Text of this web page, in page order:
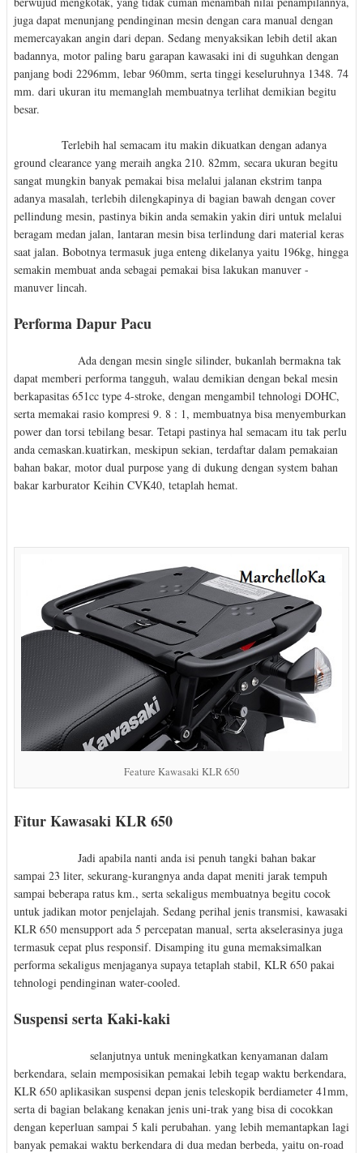
juga dapat menunjang pendinginan mesin dengan cara manual dengan
memercayakan angin dari depan. Sedang menyaksikan lebih detil akan
badannya, motor paling baru garapan kawasaki ini di suguhkan dengan
panjang bodi 2296mm, lebar 960mm, serta tinggi keseluruhnya 1348. 74
mm. dari ukuran itu memanglah membuatnya terlihat demikian begitu
besar.
Terlebih hal semacam itu makin dikuatkan dengan adanya
ground clearance yang meraih angka 210. 82mm, secara ukuran begitu
sangat mungkin banyak pemakai bisa melalui jalanan ekstrim tanpa
adanya masalah, terlebih dilengkapinya di bagian bawah dengan cover
pellindung mesin, pastinya bikin anda semakin yakin diri untuk melalui
beragam medan jalan, lantaran mesin bisa terlindung dari material keras
saat jalan. Bobotnya termasuk juga enteng dikelanya yaitu 196kg, hingga
semakin membuat anda sebagai pemakai bisa lakukan manuver -
manuver lincah.
Performa Dapur Pacu
Ada dengan mesin single silinder, bukanlah bermakna tak
dapat memberi performa tangguh, walau demikian dengan bekal mesin
berkapasitas 651cc type 4-stroke, dengan mengambil tehnologi DOHC,
serta memakai rasio kompresi 9. 8 : 1, membuatnya bisa menyemburkan
power dan torsi tebilang besar. Tetapi pastinya hal semacam itu tak perlu
anda cemaskan.kuatirkan, meskipun sekian, terdaftar dalam pemakaian
bahan bakar, motor dual purpose yang di dukung dengan system bahan
bakar karburator Keihin CVK40, tetaplah hemat.
Feature Kawasaki KLR 650
Fitur Kawasaki KLR 650
Jadi apabila nanti anda isi penuh tangki bahan bakar
sampai 23 liter, sekurang-kurangnya anda dapat meniti jarak tempuh
sampai beberapa ratus km., serta sekaligus membuatnya begitu cocok
untuk jadikan motor penjelajah. Sedang perihal jenis transmisi, kawasaki
KLR 650 mensupport ada 5 percepatan manual, serta akselerasinya juga
termasuk cepat plus responsif. Disamping itu guna memaksimalkan
performa sekaligus menjaganya supaya tetaplah stabil, KLR 650 pakai
tehnologi pendinginan water-cooled.
Suspensi serta Kaki-kaki
selanjutnya untuk meningkatkan kenyamanan dalam
berkendara, selain memposisikan pemakai lebih tegap waktu berkendara,
KLR 650 aplikasikan suspensi depan jenis teleskopik berdiameter 41mm,
serta di bagian belakang kenakan jenis uni-trak yang bisa di cocokkan
dengan keperluan sampai 5 kali perubahan. yang lebih memantapkan lagi
banyak pemakai waktu berkendara di dua medan berbeda, yaitu on-road